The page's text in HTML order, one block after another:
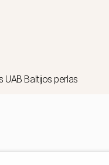
Baltijos perlas